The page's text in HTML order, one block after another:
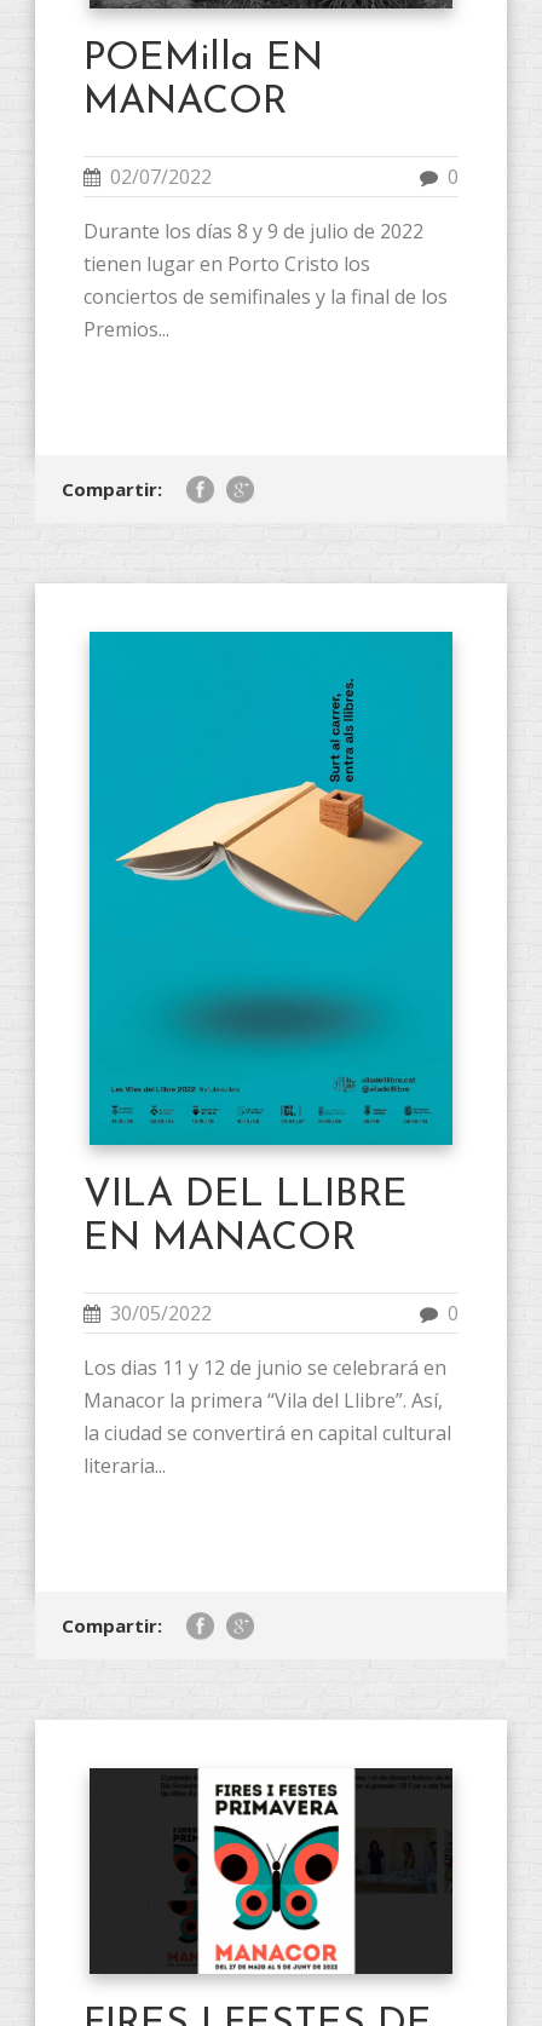
POEMilla EN
MANACOR
02/07/2022 0
Durante los días 8 y 9 de julio de 2022
tienen lugar en Porto Cristo los
conciertos de semifinales y la final de los
Premios...
Compartir:
VILA DEL LLIBRE
EN MANACOR
30/05/2022 0
Los dias 11 y 12 de junio se celebrará en
Manacor la primera “Vila del Llibre”. Así,
la ciudad se convertirá en capital cultural
literaria...
Compartir: